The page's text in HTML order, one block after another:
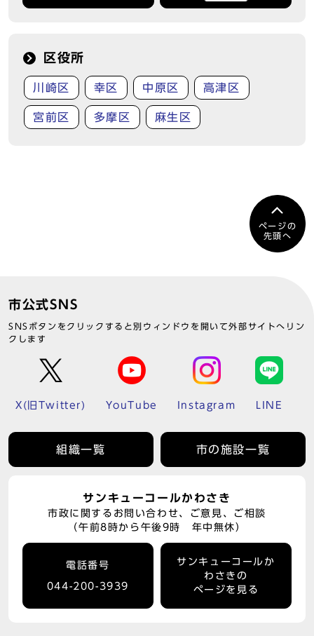
区役所
川崎区 幸区 中原区 高津区
宮前区 多摩区 麻生区
ページの
先頭へ
市公式SNS
SNSボタンをクリックすると別ウィンドウを開いて外部サイトへリン
クします
X(旧Twitter) YouTube Instagram LINE
組織一覧 市の施設一覧
サンキューコールかわさき
市政に関するお問い合わせ、ご意見、ご相談
（午前8時から午後9時 年中無休）
電話番号
044-200-3939
サンキューコールか
わさきの
ページを見る